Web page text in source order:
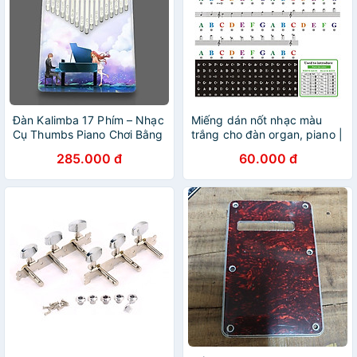
Đàn Kalimba 17 Phím – Nhạc
Cụ Thumbs Piano Chơi Bằng
285.000 đ
Miếng dán nốt nhạc màu
trắng cho đàn organ, piano |
đàn melodica, organ,
piano,...
60.000 đ